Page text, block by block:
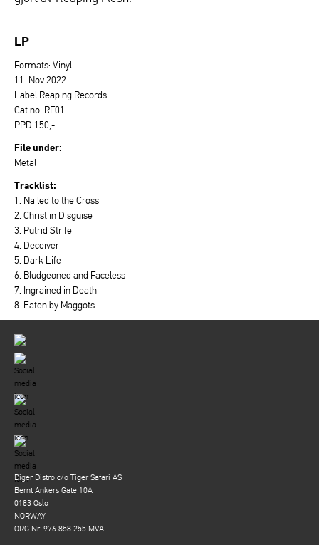
LP
Formats: Vinyl
11. Nov 2022
Label Reaping Records
Cat.no. RF01
PPD 150,-
File under:
Metal
Tracklist:
1. Nailed to the Cross
2. Christ in Disguise
3. Putrid Strife
4. Deceiver
5. Dark Life
6. Bludgeoned and Faceless
7. Ingrained in Death
8. Eaten by Maggots
Diger Distro c/o Tiger Safari AS
Bernt Ankers Gate 10A
0183 Oslo
NORWAY
ORG Nr. 976 858 255 MVA